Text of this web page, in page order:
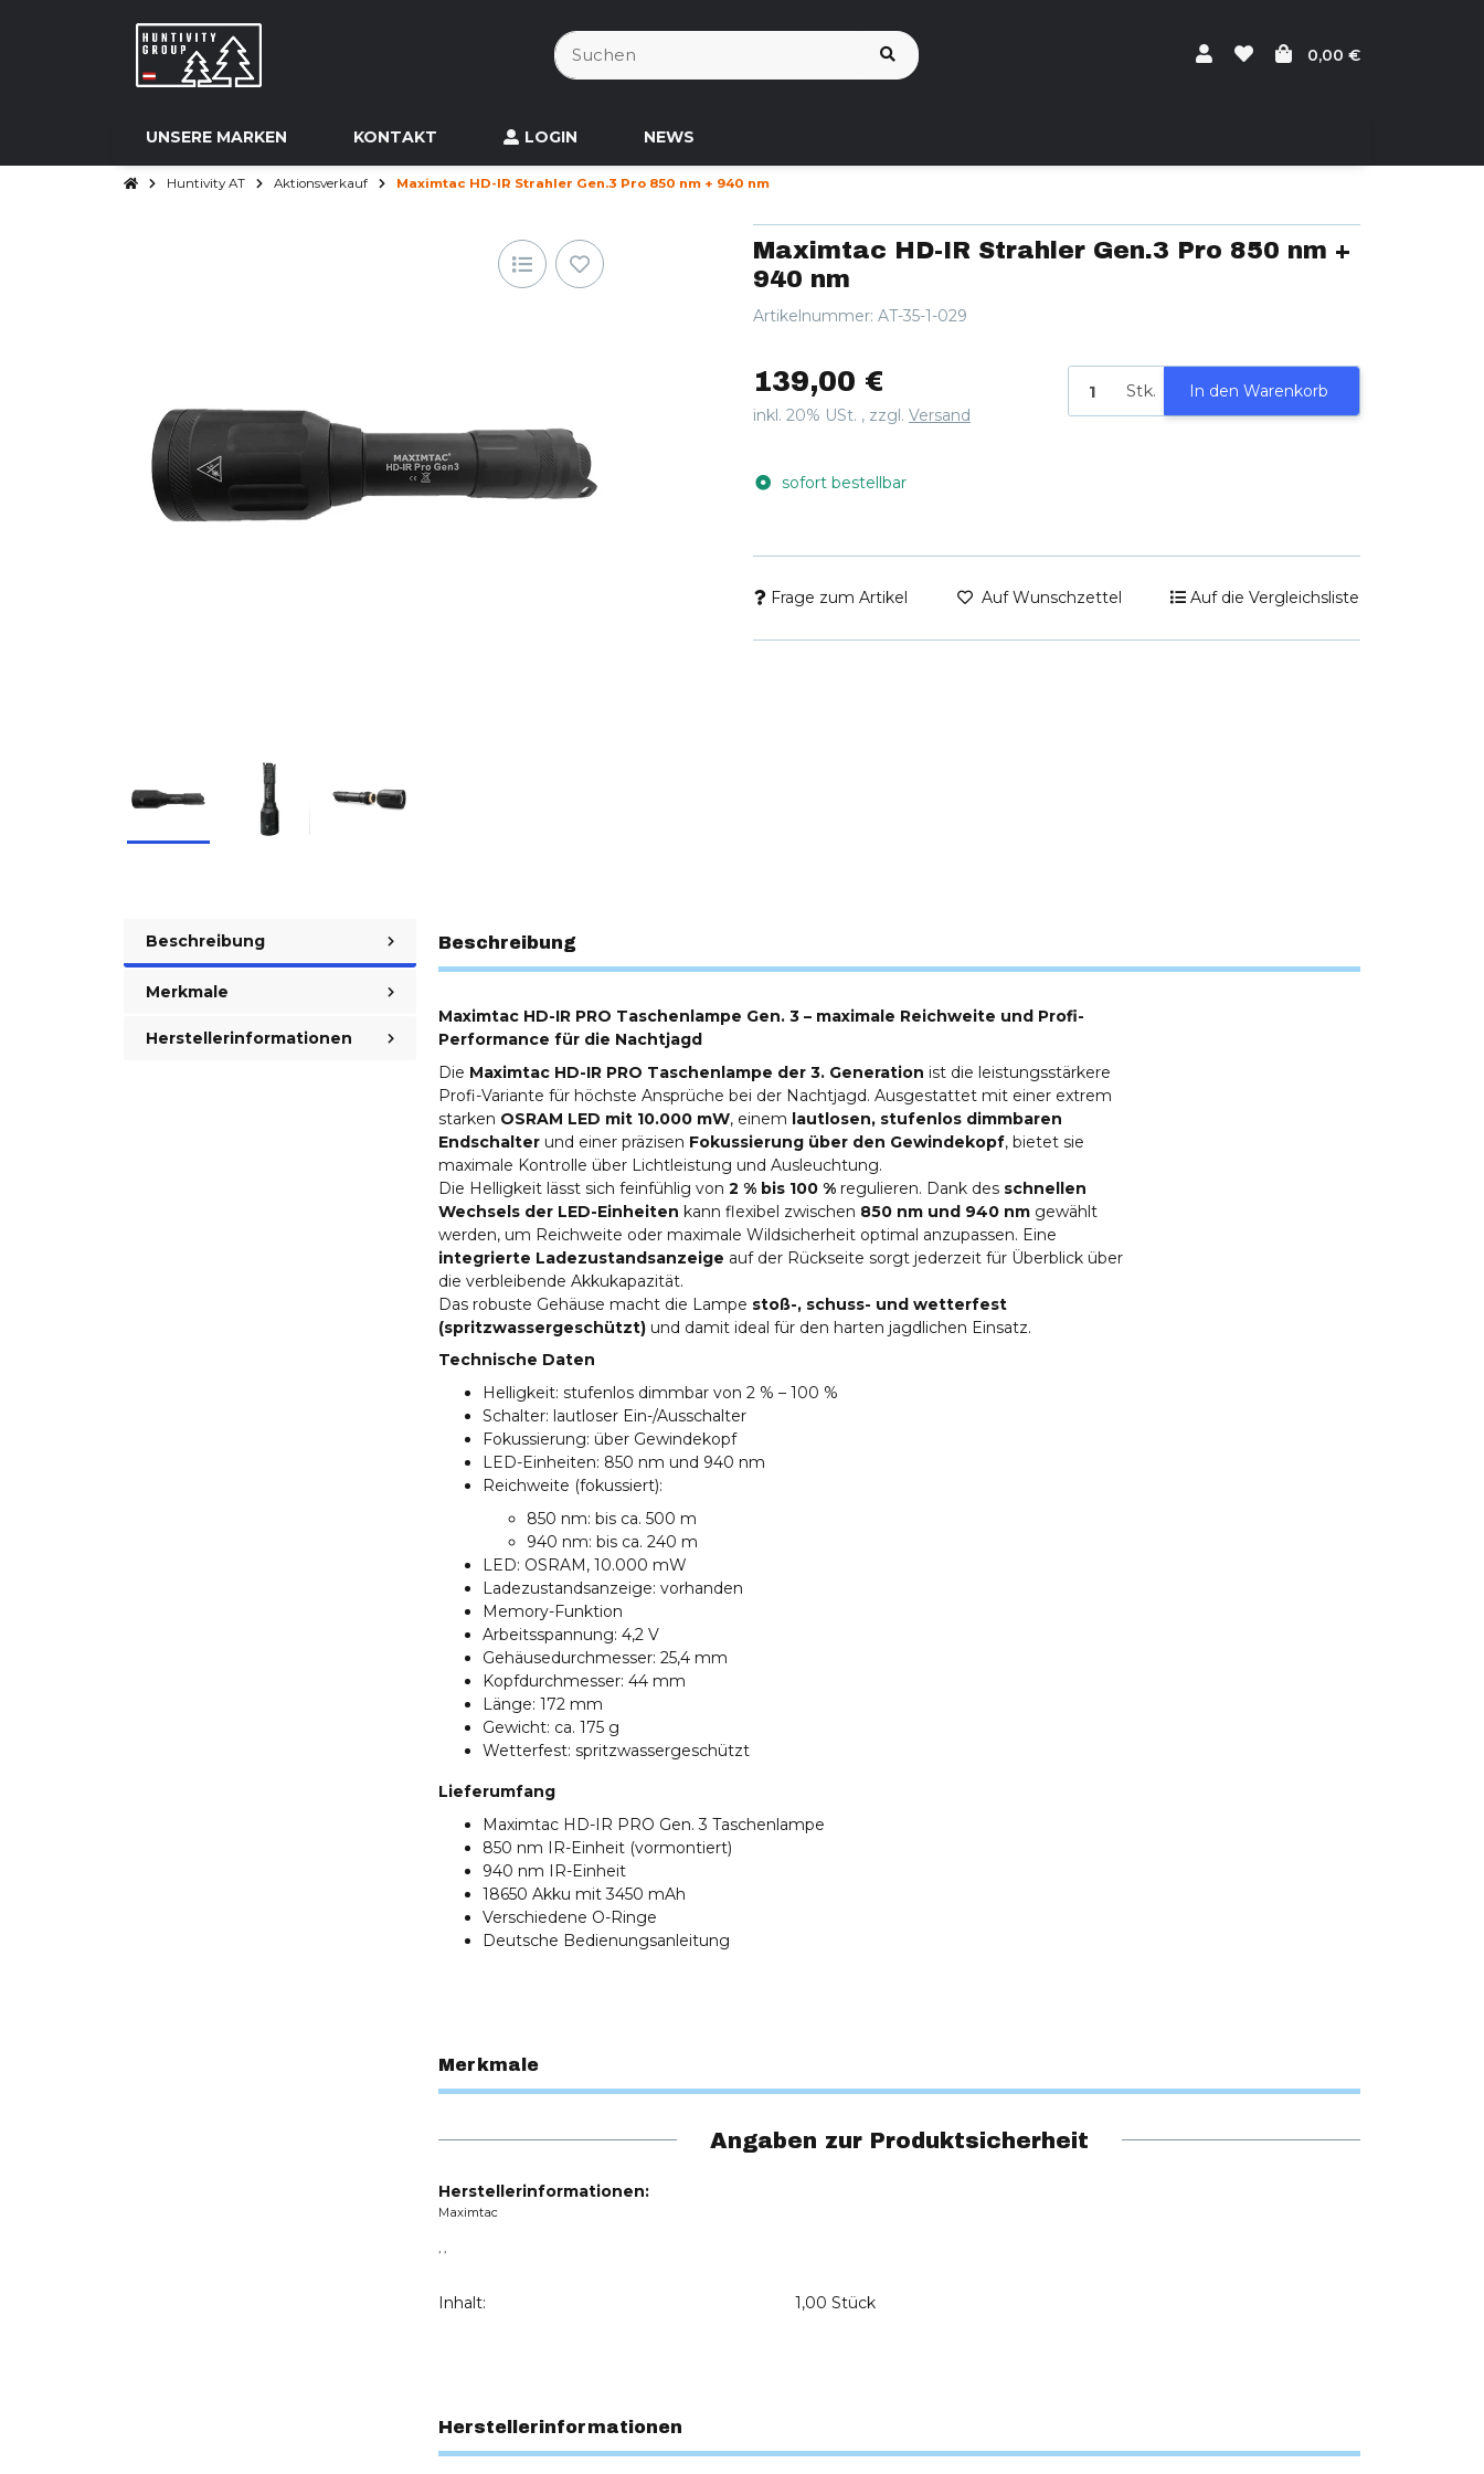
0,00 €
UNSERE MARKEN KONTAKT LOGIN NEWS
Huntivity AT Aktionsverkauf Maximtac HD-IR Strahler Gen.3 Pro 850 nm + 940 nm
Maximtac HD-IR Strahler Gen.3 Pro 850 nm +
940 nm
Artikelnummer: AT-35-1-029
139,00 €
inkl. 20% USt. , zzgl. Versand
sofort bestellbar
Stk. In den Warenkorb
Frage zum Artikel Auf Wunschzettel Auf die Vergleichsliste
Beschreibung
Merkmale
Herstellerinformationen
Beschreibung
Maximtac HD-IR PRO Taschenlampe Gen. 3 – maximale Reichweite und Profi-
Performance für die Nachtjagd
Die Maximtac HD-IR PRO Taschenlampe der 3. Generation ist die leistungsstärkere
Profi-Variante für höchste Ansprüche bei der Nachtjagd. Ausgestattet mit einer extrem
starken OSRAM LED mit 10.000 mW, einem lautlosen, stufenlos dimmbaren
Endschalter und einer präzisen Fokussierung über den Gewindekopf, bietet sie
maximale Kontrolle über Lichtleistung und Ausleuchtung.
Die Helligkeit lässt sich feinfühlig von 2 % bis 100 % regulieren. Dank des schnellen
Wechsels der LED-Einheiten kann flexibel zwischen 850 nm und 940 nm gewählt
werden, um Reichweite oder maximale Wildsicherheit optimal anzupassen. Eine
integrierte Ladezustandsanzeige auf der Rückseite sorgt jederzeit für Überblick über
die verbleibende Akkukapazität.
Das robuste Gehäuse macht die Lampe stoß-, schuss- und wetterfest
(spritzwassergeschützt) und damit ideal für den harten jagdlichen Einsatz.
Technische Daten
Helligkeit: stufenlos dimmbar von 2 % – 100 %
Schalter: lautloser Ein-/Ausschalter
Fokussierung: über Gewindekopf
LED-Einheiten: 850 nm und 940 nm
Reichweite (fokussiert):
850 nm: bis ca. 500 m
940 nm: bis ca. 240 m
LED: OSRAM, 10.000 mW
Ladezustandsanzeige: vorhanden
Memory-Funktion
Arbeitsspannung: 4,2 V
Gehäusedurchmesser: 25,4 mm
Kopfdurchmesser: 44 mm
Länge: 172 mm
Gewicht: ca. 175 g
Wetterfest: spritzwassergeschützt
Lieferumfang
Maximtac HD-IR PRO Gen. 3 Taschenlampe
850 nm IR-Einheit (vormontiert)
940 nm IR-Einheit
18650 Akku mit 3450 mAh
Verschiedene O-Ringe
Deutsche Bedienungsanleitung
Merkmale
Angaben zur Produktsicherheit
Herstellerinformationen:
Maximtac
Inhalt: 1,00 Stück
Herstellerinformationen